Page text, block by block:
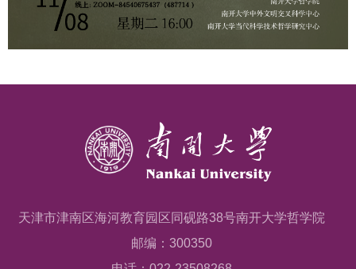
天津市津南区海河教育园区同砚路38号南开大学哲学院
邮编：300350